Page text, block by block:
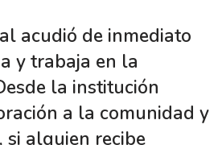
acudió de inmediato
y trabaja en la
la institución
a la comunidad y
si alguien recibe